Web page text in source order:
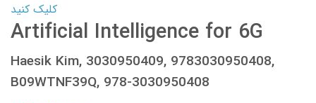
کلیک کنید
Artificial Intelligence for 6G
Haesik Kim, 3030950409, 9783030950408,
B09WTNF39Q, 978-3030950408